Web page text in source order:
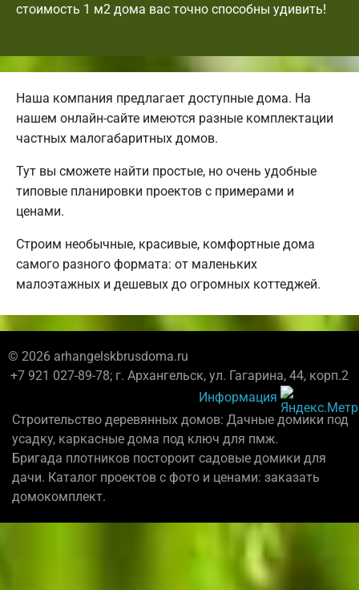
стоимость 1 м2 дома вас точно способны удивить!
Наша компания предлагает доступные дома. На
нашем онлайн-сайте имеются разные комплектации
частных малогабаритных домов.
Тут вы сможете найти простые, но очень удобные
типовые планировки проектов с примерами и
ценами.
Строим необычные, красивые, комфортные дома
самого разного формата: от маленьких
малоэтажных и дешевых до огромных коттеджей.
© 2026 arhangelskbrusdoma.ru
+7 921 027-89-78; г. Архангельск, ул. Гагарина, 44, корп.2
Информация
Строительство деревянных домов: Дачные домики под
усадку, каркасные дома под ключ для пмж.
Бригада плотников постороит садовые домики для
дачи. Каталог проектов с фото и ценами: заказать
домокомплект.